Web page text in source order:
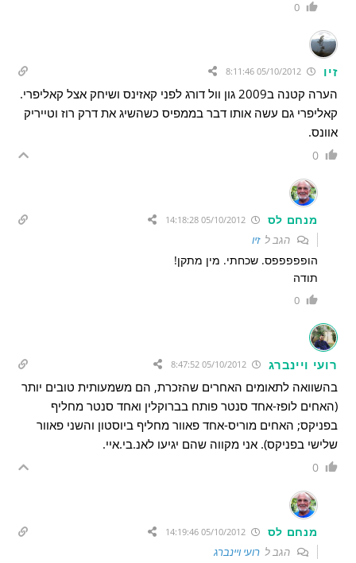
0
זיו
הערה קטנה ב2009 גון וול דורג לפני קאזינס ושיחק אצל קאליפרי.
קאליפרי גם עשה אותו דבר בממפיס כשהשיג את דרק רוז וטייריק
אוונס.
0
מנחם לס 05/10/2012 14:18:28
הגב לזיו
הופפפפפס. שכחתי. מין מתקן!
תודה
0
רועי ויינברג
בהשוואה לתאומים האחרים שהזכרת, הם משמעותית טובים יותר
(האחים לופז-אחד סנטר פותח בברוקלין ואחד סנטר מחליף
בפניקס; האחים מוריס-אחד פאוור מחליף ביוסטון והשני פאוור
שלישי בפניקס). אני מקווה שהם יגיעו לאנ.בי.איי.
0
מנחם לס 05/10/2012 14:19:46
הגב לרועי ויינברג